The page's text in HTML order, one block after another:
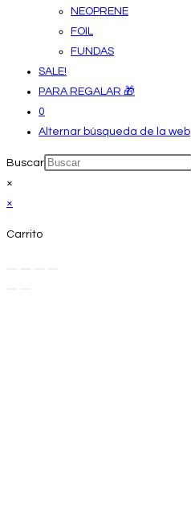
NEOPRENE
FOIL
FUNDAS
SALE!
PARA REGALAR 🎁
0
Alternar búsqueda de la web
Buscar
×
×
Carrito